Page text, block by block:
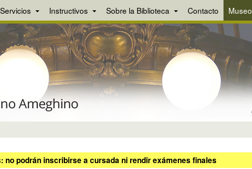
Servicios Instructivos Sobre la Biblioteca Contacto Museo
podrán inscribirse a cursada ni rendir exámenes finales